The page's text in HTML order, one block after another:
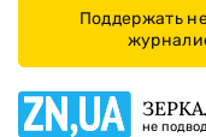
Поддержать
не